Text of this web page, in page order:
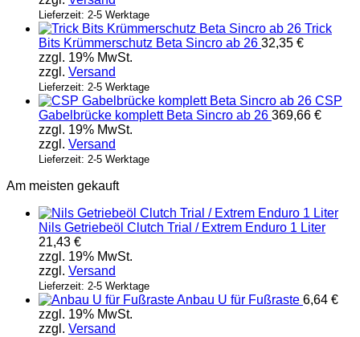
Lieferzeit: 2-5 Werktage
Trick
Bits Krümmerschutz Beta Sincro ab 26 32,35 €
zzgl. 19% MwSt.
zzgl. Versand
Lieferzeit: 2-5 Werktage
CSP
Gabelbrücke komplett Beta Sincro ab 26 369,66 €
zzgl. 19% MwSt.
zzgl. Versand
Lieferzeit: 2-5 Werktage
Am meisten gekauft
Nils Getriebeöl Clutch Trial / Extrem Enduro 1 Liter
21,43 €
zzgl. 19% MwSt.
zzgl. Versand
Lieferzeit: 2-5 Werktage
Anbau U für Fußraste 6,64 €
zzgl. 19% MwSt.
zzgl. Versand